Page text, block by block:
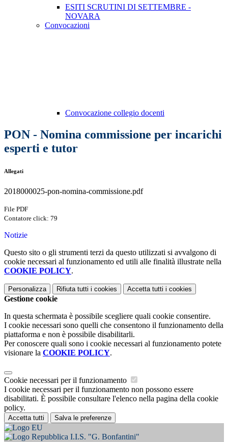
ESITI SCRUTINI DI SETTEMBRE -
NOVARA
Convocazioni
Convocazione collegio docenti
PON - Nomina commissione per incarichi
esperti e tutor
Allegati
2018000025-pon-nomina-commissione.pdf
File PDF
Contatore click: 79
Notizie
Questo sito o gli strumenti terzi da questo utilizzati si avvalgono di
cookie necessari al funzionamento ed utili alle finalità illustrate nella
COOKIE POLICY.
Personalizza Rifiuta tutti i cookies Accetta tutti i cookies
Gestione cookie
In questa schermata è possibile scegliere quali cookie consentire.
I cookie necessari sono quelli che consentono il funzionamento della
piattaforma e non è possibile disabilitarli.
Per conoscere quali sono i cookie necessari al funzionamento potete
visionare la COOKIE POLICY.
Cookie necessari per il funzionamento
I cookie necessari per il funzionamento non possono essere
disabilitati. È possibile consultare l'elenco nella pagina della cookie
policy.
Accetta tutti Salva le preferenze
I.I.S. "G. Bonfantini"